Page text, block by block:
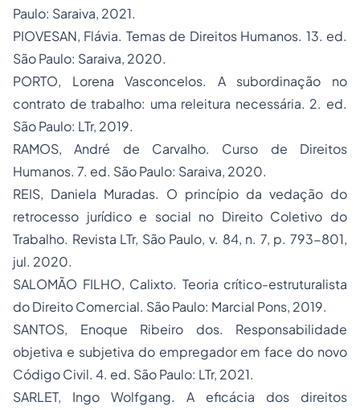
Paulo: Saraiva, 2021.
PIOVESAN, Flávia. Temas de Direitos Humanos. 13. ed.
São Paulo: Saraiva, 2020.
PORTO, Lorena Vasconcelos. A subordinação no
contrato de trabalho: uma releitura necessária. 2. ed.
São Paulo: LTr, 2019.
RAMOS, André de Carvalho. Curso de Direitos
Humanos. 7. ed. São Paulo: Saraiva, 2020.
REIS, Daniela Muradas. O princípio da vedação do
retrocesso jurídico e social no Direito Coletivo do
Trabalho. Revista LTr, São Paulo, v. 84, n. 7, p. 793-801,
jul. 2020.
SALOMÃO FILHO, Calixto. Teoria crítico-estruturalista
do Direito Comercial. São Paulo: Marcial Pons, 2019.
SANTOS, Enoque Ribeiro dos. Responsabilidade
objetiva e subjetiva do empregador em face do novo
Código Civil. 4. ed. São Paulo: LTr, 2021.
SARLET, Ingo Wolfgang. A eficácia dos direitos